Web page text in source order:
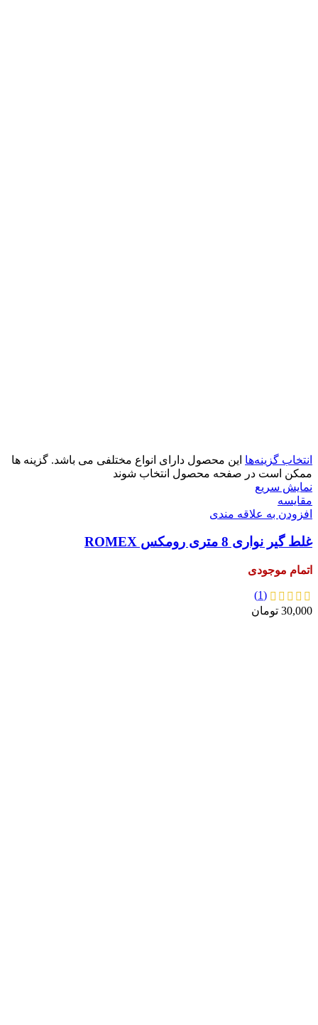
انتخاب گزینه‌ها این محصول دارای انواع مختلفی می باشد. گزینه ها
ممکن است در صفحه محصول انتخاب شوند
نمایش سریع
مقايسه
افزودن به علاقه مندی
غلط گیر نواری 8 متری رومکس ROMEX
اتمام موجودی
(1)
30,000 تومان